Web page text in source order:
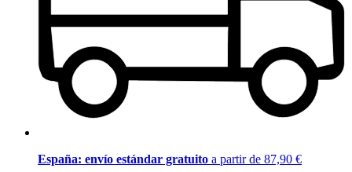
España: envío estándar gratuito a partir de 87,90 €